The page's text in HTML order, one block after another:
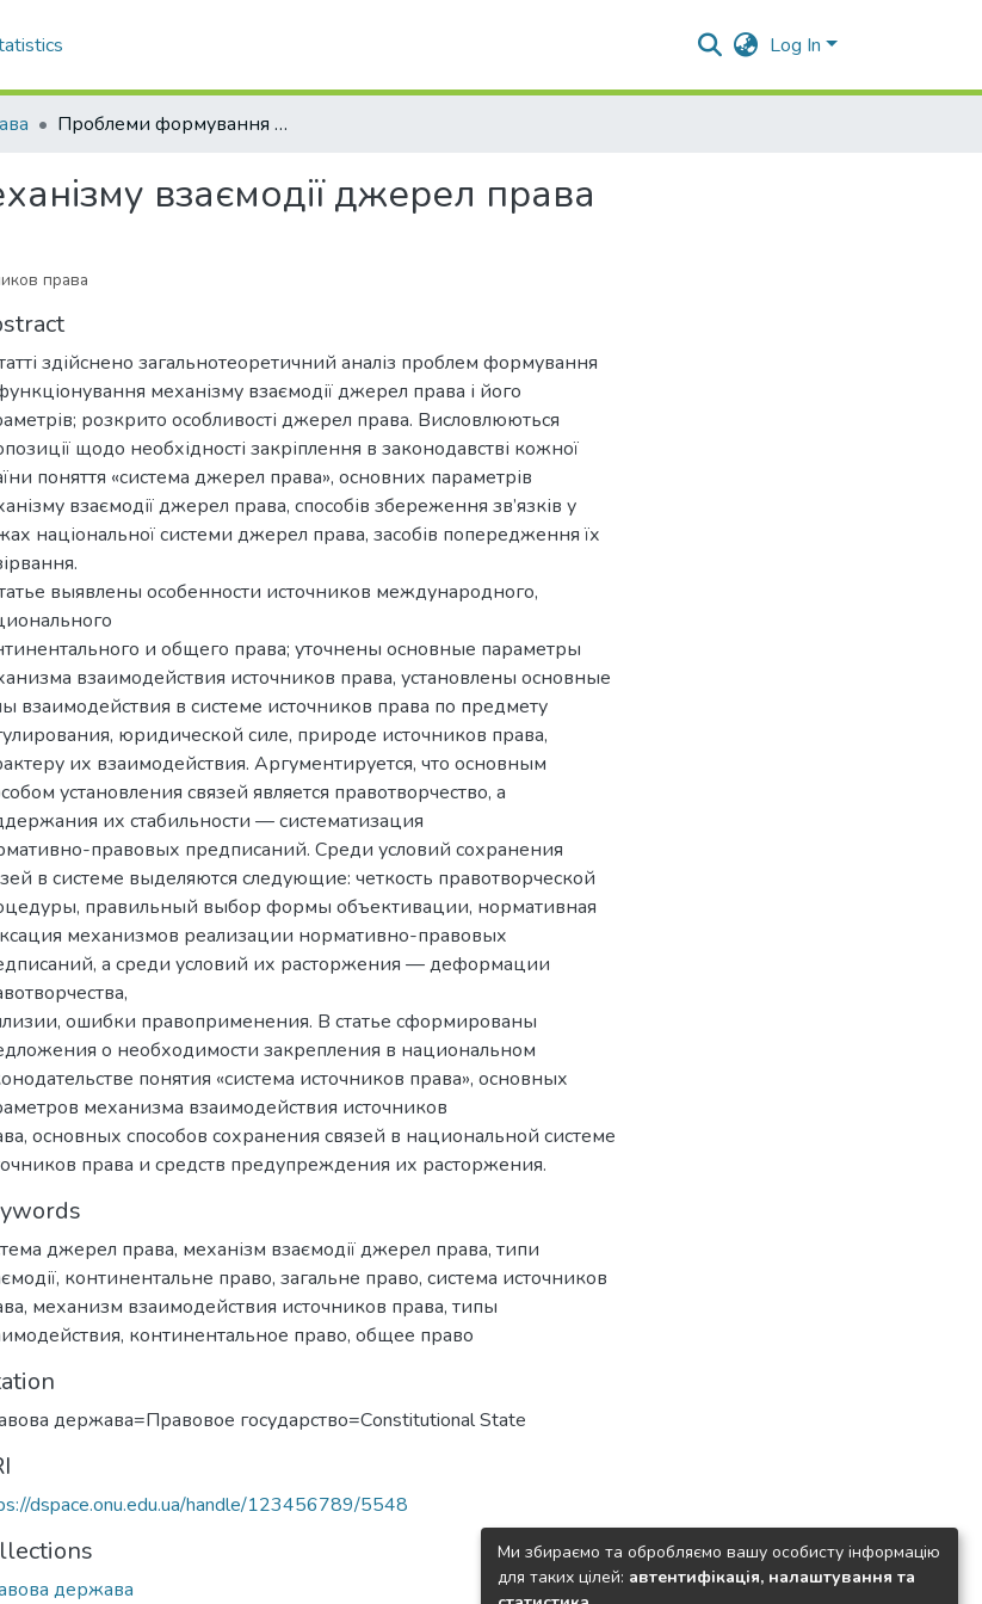
Log In
Проблеми формування механізму взаємодії джерел права
взаємодії джерел права
права
здійснено загальнотеоретичний аналіз проблем формування
механізму взаємодії джерел права і його
розкрито особливості джерел права. Висловлюються
щодо необхідності закріплення в законодавстві кожної
поняття «система джерел права», основних параметрів
взаємодії джерел права, способів збереження зв’язків у
національної системи джерел права, засобів попередження їх
выявлены особенности источников международного,
и общего права; уточнены основные параметры
взаимодействия источников права, установлены основные
взаимодействия в системе источников права по предмету
юридической силе, природе источников права,
их взаимодействия. Аргументируется, что основным
установления связей является правотворчество, а
их стабильности — систематизация
правовых предписаний. Среди условий сохранения
в системе выделяются следующие: четкость правотворческой
правильный выбор формы объективации, нормативная
механизмов реализации нормативно-правовых
а среди условий их расторжения — деформации
ошибки правоприменения. В статье сформированы
о необходимости закрепления в национальном
понятия «система источников права», основных
механизма взаимодействия источников
основных способов сохранения связей в национальной системе
права и средств предупреждения их расторжения.
джерел права, механізм взаємодії джерел права, типи
, континентальне право, загальне право, система источников
, механизм взаимодействия источников права, типы
, континентальное право, общее право
держава=Правовое государство=Сonstitutional State
dspace.onu.edu.ua/handle/123456789/5548
держава
Ми збираємо та обробляємо вашу особисту інформацію
для таких цілей: автентифікація, налаштування та